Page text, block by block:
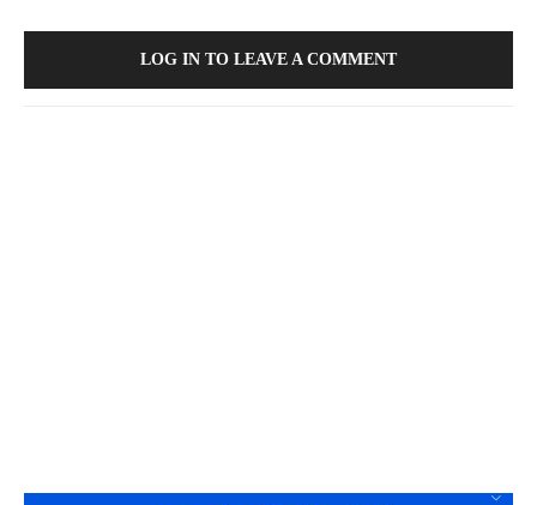
LOG IN TO LEAVE A COMMENT